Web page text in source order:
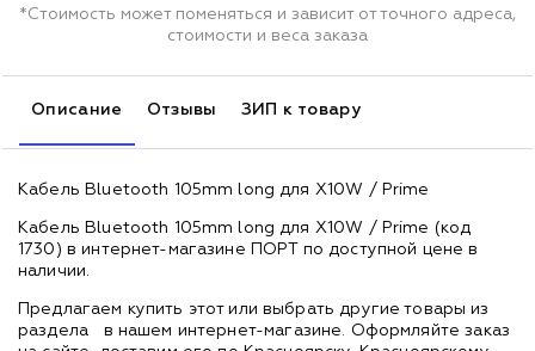
*Стоимость может поменяться и зависит от точного адреса,
стоимости и веса заказа
Описание Отзывы ЗИП к товару
Кабель Bluetooth 105mm long для Х10W / Prime
Кабель Bluetooth 105mm long для Х10W / Prime (код
1730) в интернет-магазине ПОРТ по доступной цене в
наличии.
Предлагаем купить этот или выбрать другие товары из
раздела
в нашем интернет-магазине. Оформляйте заказ